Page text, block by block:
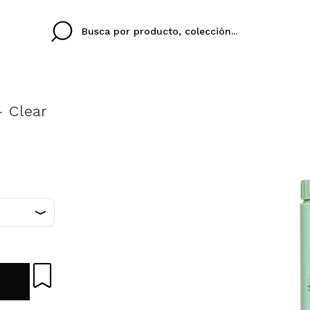
Al crear una cuenta
rápidamente, revisar
IDIOMA ENGLISH
Clear
colori